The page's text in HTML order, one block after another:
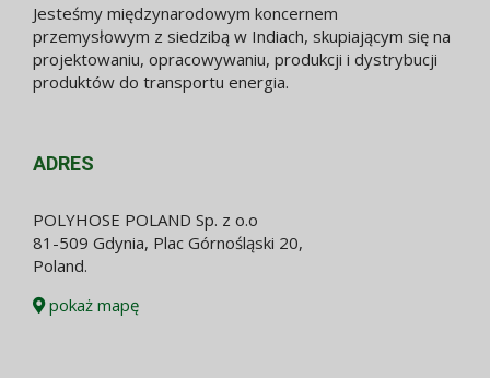
Jesteśmy międzynarodowym koncernem
przemysłowym z siedzibą w Indiach, skupiającym się na
projektowaniu, opracowywaniu, produkcji i dystrybucji
produktów do transportu energia.
ADRES
POLYHOSE POLAND Sp. z o.o
81-509 Gdynia, Plac Górnośląski 20,
Poland.
pokaż mapę